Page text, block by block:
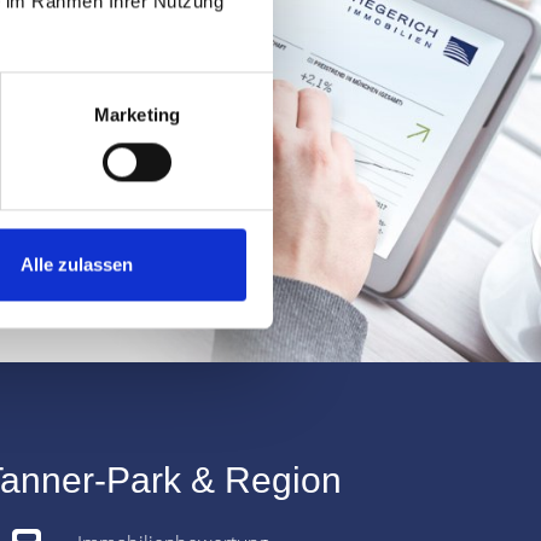
Marketing
Alle zulassen
Park & Region